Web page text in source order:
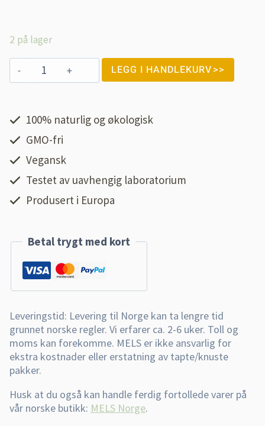
2 på lager
LEGG I HANDLEKURV
100% naturlig og økologisk
GMO-fri
Vegansk
Testet av uavhengig laboratorium
Produsert i Europa
Betal trygt med kort
Husk at du også kan handle ferdig fortollede varer på
vår norske butikk: MELS Norge.